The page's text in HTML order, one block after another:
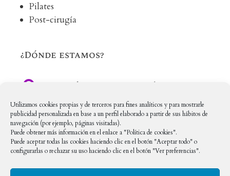
Utilizamos cookies propias y de terceros para fines analíticos y para mostrarle
publicidad personalizada en base a un perfil elaborado a partir de sus hábitos de
navegación (por ejemplo, páginas visitadas).
Puede obtener más información en el enlace a "Política de cookies".
Puede aceptar todas las cookies haciendo clic en el botón "Aceptar todo" o
configurarlas o rechazar su uso haciendo clic en el botón "Ver preferencias".
Pilates
Post-cirugía
¿Dónde estamos?

C/ Méndez Nuñez, 12, Local 16
28669 Boadilla del Monte, Madrid
En Redes Sociales
 clinicapastelboadilla